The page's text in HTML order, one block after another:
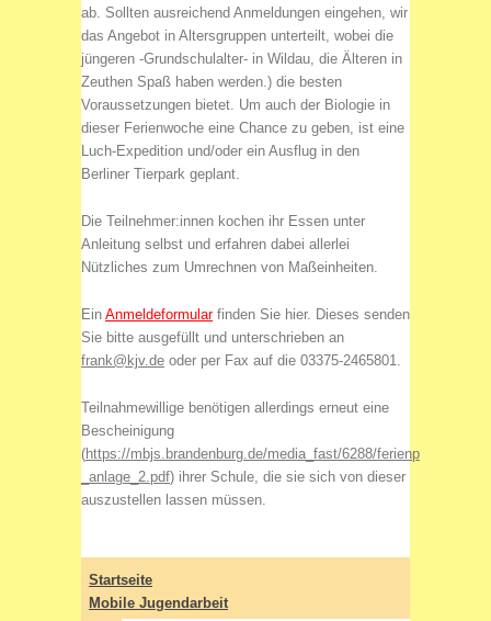
ab. Sollten ausreichend Anmeldungen eingehen, wir
das Angebot in Altersgruppen unterteilt, wobei die
jüngeren -Grundschulalter- in Wildau, die Älteren in
Zeuthen Spaß haben werden.) die besten
Voraussetzungen bietet. Um auch der Biologie in
dieser Ferienwoche eine Chance zu geben, ist eine
Luch-Expedition und/oder ein Ausflug in den
Berliner Tierpark geplant.
Die Teilnehmer:innen kochen ihr Essen unter
Anleitung selbst und erfahren dabei allerlei
Nützliches zum Umrechnen von Maßeinheiten.
Ein Anmeldeformularfinden Sie hier. Dieses senden
Sie bitte ausgefüllt und unterschrieben an
frank@kjv.de oder per Fax auf die 03375-2465801.
Teilnahmewillige benötigen allerdings erneut eine
Bescheinigung
(https://mbjs.brandenburg.de/media_fast/6288/
_anlage_2.pdf) ihrer Schule, die sie sich von dieser
auszustellen lassen müssen.
Startseite
Mobile Jugendarbeit